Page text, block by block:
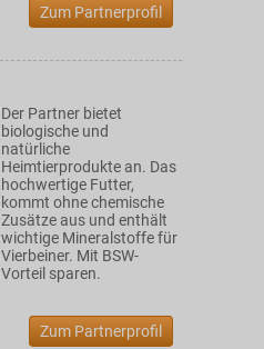
Zum Partnerprofil
Der Partner bietet
biologische und
natürliche
Heimtierprodukte an. Das
hochwertige Futter,
kommt ohne chemische
Zusätze aus und enthält
wichtige Mineralstoffe für
Vierbeiner. Mit BSW-
Vorteil sparen.
Zum Partnerprofil